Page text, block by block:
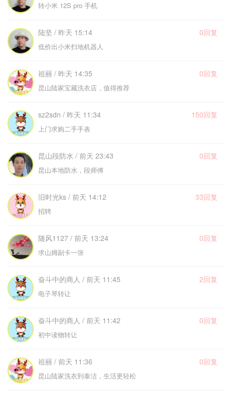
转小米 12S pro 手机
陆坚 / 昨天 15:14 0回复
低价出小米扫地机器人
祖丽 / 昨天 14:35 0回复
昆山陆家宝藏洗衣店，值得推荐
sz2sdn / 昨天 11:34 150回复
上门求购二手手表
昆山段防水 / 前天 23:43 0回复
昆山本地防水，段师傅
旧时光ks / 前天 14:12 33回复
招聘
随风1127 / 前天 13:24 0回复
求山姆副卡一张
奋斗中的商人 / 前天 11:45 2回复
电子琴转让
奋斗中的商人 / 前天 11:42 0回复
初中读物转让
祖丽 / 前天 11:36 0回复
昆山陆家洗衣到泰洁，生活更轻松